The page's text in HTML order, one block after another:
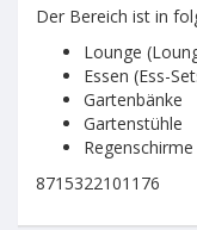
Der Bereich ist in
Lounge
Essen (Ess-
Gartenbänke
Gartenstühle
Regenschirme
8715322101176